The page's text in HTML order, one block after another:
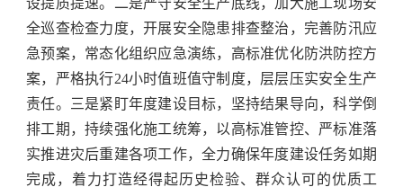
设提质提速。二是严守安全生产底线，加大施工现场安
全巡查检查力度，开展安全隐患排查整治，完善防汛应
急预案，常态化组织应急演练，高标准优化防洪防控方
案，严格执行24小时值班值守制度，层层压实安全生产
责任。三是紧盯年度建设目标，坚持结果导向，科学倒
排工期，持续强化施工统筹，以高标准管控、严标准落
实推进灾后重建各项工作，全力确保年度建设任务如期
完成，着力打造经得起历史检验、群众认可的优质工